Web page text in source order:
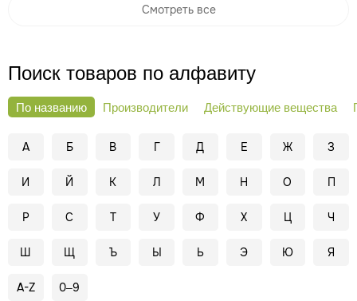
Смотреть все
Поиск товаров по алфавиту
По названию Производители Действующие вещества
А Б В Г Д Е Ж З
И Й К Л М Н О П
Р С Т У Ф Х Ц Ч
Ш Щ Ъ Ы Ь Э Ю Я
A-Z 0–9